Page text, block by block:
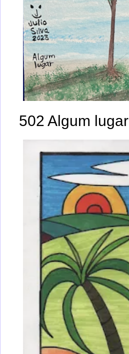
502 Algum lugar